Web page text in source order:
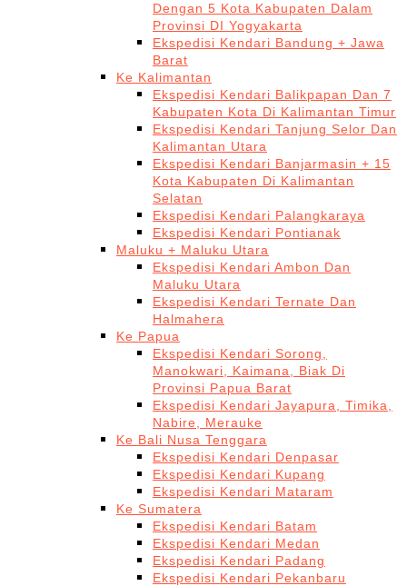
Dengan 5 Kota Kabupaten Dalam
Provinsi DI Yogyakarta
Ekspedisi Kendari Bandung + Jawa
Barat
Ke Kalimantan
Ekspedisi Kendari Balikpapan Dan 7
Kabupaten Kota Di Kalimantan Timur
Ekspedisi Kendari Tanjung Selor Dan
Kalimantan Utara
Ekspedisi Kendari Banjarmasin + 15
Kota Kabupaten Di Kalimantan
Selatan
Ekspedisi Kendari Palangkaraya
Ekspedisi Kendari Pontianak
Maluku + Maluku Utara
Ekspedisi Kendari Ambon Dan
Maluku Utara
Ekspedisi Kendari Ternate Dan
Halmahera
Ke Papua
Ekspedisi Kendari Sorong,
Manokwari, Kaimana, Biak Di
Provinsi Papua Barat
Ekspedisi Kendari Jayapura, Timika,
Nabire, Merauke
Ke Bali Nusa Tenggara
Ekspedisi Kendari Denpasar
Ekspedisi Kendari Kupang
Ekspedisi Kendari Mataram
Ke Sumatera
Ekspedisi Kendari Batam
Ekspedisi Kendari Medan
Ekspedisi Kendari Padang
Ekspedisi Kendari Pekanbaru